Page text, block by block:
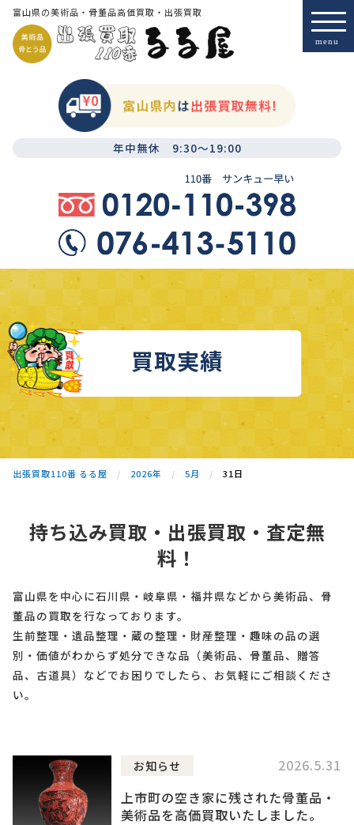
富山県の美術品・骨董品高価買取・出張買取
年中無休 9:30～19:00
買取実績
出張買取110番 るる屋 2026年 5月 31日
持ち込み買取・出張買取・査定無
料！
富山県を中心に石川県・岐阜県・福井県などから美術品、骨
董品の買取を行なっております。
生前整理・遺品整理・蔵の整理・財産整理・趣味の品の選
別・価値がわからず処分できな品（美術品、骨董品、贈答
品、古道具）などでお困りでしたら、お気軽にご相談くださ
い。
お知らせ
2026.5.31
上市町の空き家に残された骨董品・
美術品を高価買取いたしました。